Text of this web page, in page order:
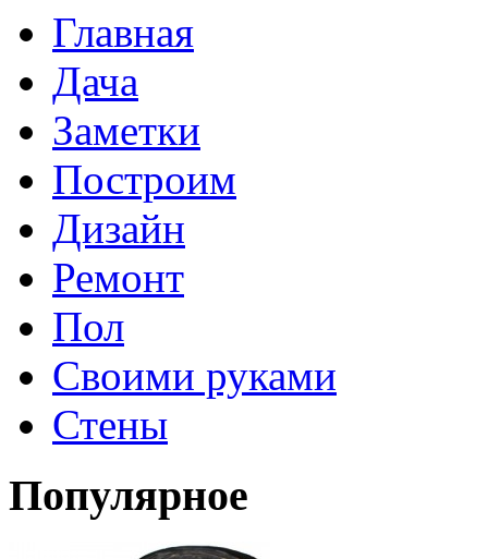
Главная
Дача
Заметки
Построим
Дизайн
Ремонт
Пол
Своими руками
Стены
Популярное